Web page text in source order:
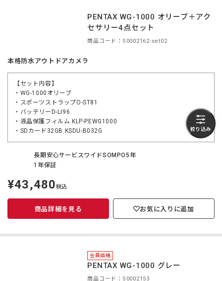
絞り込み
PENTAX WG-1000 オリーブ＋アク
セサリー4点セット
商品コード：S0002162-set02
本格防水アウトドアカメラ
【セット内容】
・WG-1000オリーブ
・スポーツストラップO-ST81
・バッテリーD-LI96
・液晶保護フィルム KLP-PEWG1000
・SDカード32GB KSDU-B032G
長期安心サービスワイドSOMPO5年
1年保証
定
価
¥43,480税込
商品詳細を見る お気に入りに追加
会員価格
PENTAX WG-1000 グレー
商品コード：S0002153